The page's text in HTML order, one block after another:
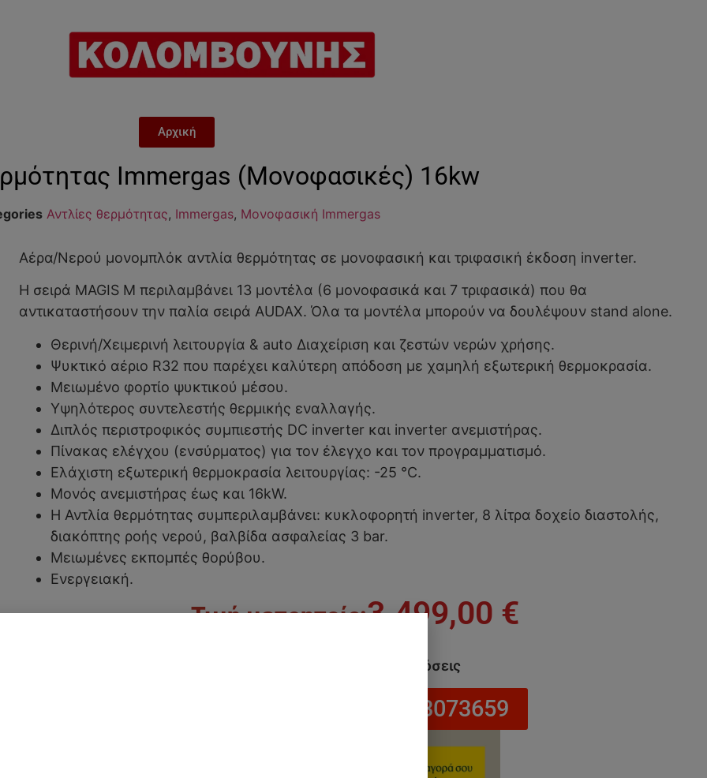
Αρχική
Immergas (Μονοφασικές) 16kw
Αντλίες θερμότητας, Immergas, Μονοφασική Immergas
Αέρα/Νερού μονομπλόκ αντλία θερμότητας σε μονοφασική και τριφασική έκδοση inverter.
Η σειρά MAGIS M περιλαμβάνει 13 μοντέλα (6 μονοφασικά και 7 τριφασικά) που θα
αντικαταστήσουν την παλία σειρά AUDAX. Όλα τα μοντέλα μπορούν να δουλέψουν stand alone.
Θερινή/Χειμερινή λειτουργία & auto Διαχείριση και ζεστών νερών χρήσης.
Ψυκτικό αέριο R32 που παρέχει καλύτερη απόδοση με χαμηλή εξωτερική θερμοκρασία.
Μειωμένο φορτίο ψυκτικού μέσου.
Υψηλότερος συντελεστής θερμικής εναλλαγής.
Διπλός περιστροφικός συμπιεστής DC inverter και inverter ανεμιστήρας.
Πίνακας ελέγχου (ενσύρματος) για τον έλεγχο και τον προγραμματισμό.
Ελάχιστη εξωτερική θερμοκρασία λειτουργίας: -25 °C.
Μονός ανεμιστήρας έως και 16kW.
Η Αντλία θερμότητας συμπεριλαμβάνει: κυκλοφορητή inverter, 8 λίτρα δοχείο διαστολής,
διακόπτης ροής νερού, βαλβίδα ασφαλείας 3 bar.
Μειωμένες εκπομπές θορύβου.
Ενεργειακή.
3.499,00 €
/ μήνα σε 24 δόσεις
Καλέστε μας στο 6943073659